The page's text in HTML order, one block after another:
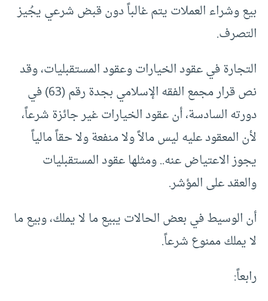
بيع وشراء العملات يتم غالباً دون قبض شرعي يجُيز
التصرف.
التجارة في عقود الخيارات وعقود المستقبليات، وقد
نص قرار مجمع الفقه الإسلامي بجدة رقم (63) في
دورته السادسة، أن عقود الخيارات غير جائزة شرعاً،
لأن المعقود عليه ليس مالاً ولا منفعة ولا حقاً مالياً
يجوز الاعتياض عنه.. ومثلها عقود المستقبليات
والعقد على المؤشر.
أن الوسيط في بعض الحالات يبيع ما لا يملك، وبيع ما
لا يملك ممنوع شرعاً.
رابعاً: